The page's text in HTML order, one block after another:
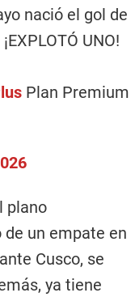
nació el gol de
UNO!
Plan Premium
plano
un empate en
Cusco, se
ya tiene